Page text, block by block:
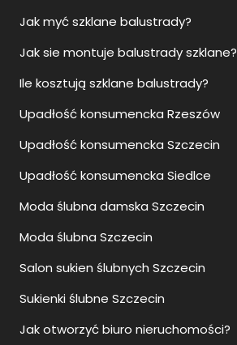
Jak myć szklane balustrady?
Jak sie montuje balustrady szklane?
Ile kosztują szklane balustrady?
Upadłość konsumencka Rzeszów
Upadłość konsumencka Szczecin
Upadłość konsumencka Siedlce
Moda ślubna damska Szczecin
Moda ślubna Szczecin
Salon sukien ślubnych Szczecin
Sukienki ślubne Szczecin
Jak otworzyć biuro nieruchomości?